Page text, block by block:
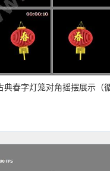
典春字灯笼对角摇摆展示（